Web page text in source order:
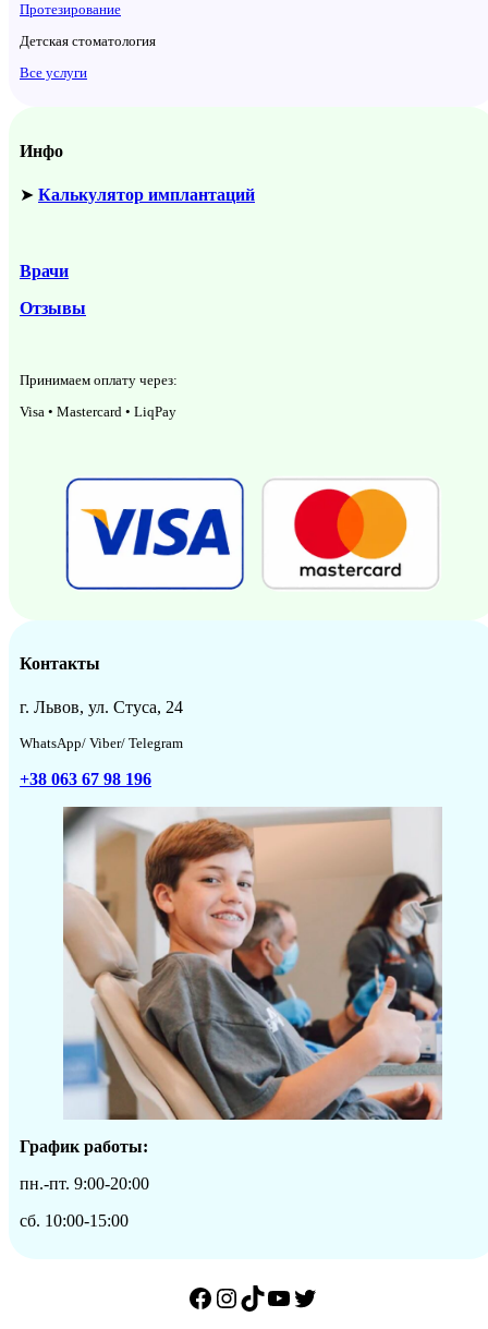
Протезирование
Детская стоматология
Все услуги
Инфо
➤ Калькулятор имплантаций
Врачи
Отзывы
Принимаем оплату через:
Visa • Mastercard • LiqPay
Контакты
г. Львов, ул. Стуса, 24
WhatsApp/ Viber/ Telegram
+38 063 67 98 196
График работы:
пн.-пт. 9:00-20:00
сб. 10:00-15:00
Facebook
Instagram
TikTok
YouTube
Twitter